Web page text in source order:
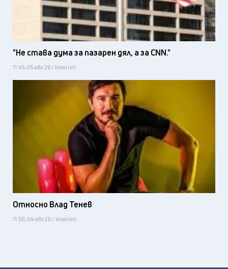
"Не става дума за пазарен дял, а за CNN."
11:45, 05 авг 26 / Idealisti
Относно Влад Тенев
11:50, 04 авг 26 / Idealisti